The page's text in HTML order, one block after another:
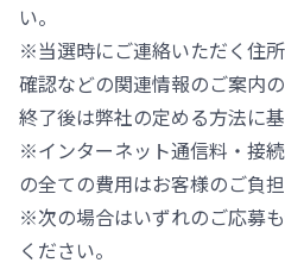
い。
※当選時にご連絡いただく住
確認などの関連情報のご案内
終了後は弊社の定める方法に
※インターネット通信料・接
の全ての費用はお客様のご負担
※次の場合はいずれのご応募
ください。